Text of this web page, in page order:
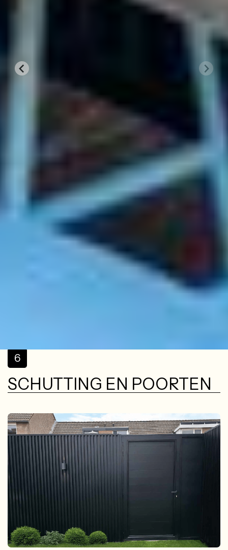
Comfort op warme dagen begint met de juiste zonwering.
Screens, lamellen of geïntegreerde oplossingen zorgen voor
buitenruimte te verliezen. Zo geniet je altijd van een
6
SCHUTTING EN POORTEN